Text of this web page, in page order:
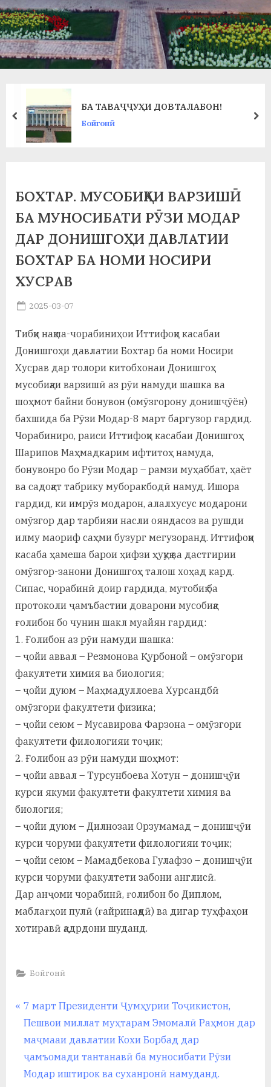
в
л
а
т
т
а
р
м
Н
о
с
и
р
и
Х
у
с
БА ТАВАҶҶУҲИ ДОВТАЛАБОН!
Бойгонӣ
prev
БОХТАР. МУСОБИҚАИ ВАРЗИШӢ
БА МУНОСИБАТИ РӮЗИ МОДАР
ДАР ДОНИШГОҲИ ДАВЛАТИИ
БОХТАР БА НОМИ НОСИРИ
ХУСРАВ
Posted
2025-03-07
Тибқи нақша-чорабиниҳои Иттифоқи касабаи
Донишгоҳи давлатии Бохтар ба номи Носири
Хусрав дар толори китобхонаи Донишгоҳ
мусобиқаи варзишӣ аз рӯи намуди шашка ва
шоҳмот байни бонувон (омӯзгорону донишҷӯён)
бахшида ба Рӯзи Модар-8 март баргузор гардид.
Чорабиниро, раиси Иттифоқи касабаи Донишгоҳ
Шарипов Маҳмадкарим ифтитоҳ намуда,
бонувонро бо Рӯзи Модар – рамзи муҳаббат, ҳаёт
ва садоқат табрику муборакбодӣ намуд. Ишора
гардид, ки имрӯз модарон, алалхусус модарони
омӯзгор дар тарбияи насли ояндасоз ва рушди
илму маориф саҳми бузург мегузоранд. Иттифоқи
касаба ҳамеша барои ҳифзи ҳуқуқ ва дастгирии
омӯзгор-занони Донишгоҳ талош хоҳад кард.
Сипас, чорабинӣ доир гардида, мутобиқ ба
протоколи ҷамъбастии доварони мусобиқа
ғолибон бо чунин шакл муайян гардид:
1. Ғолибон аз рӯи намуди шашка:
– ҷойи аввал – Резмонова Қурбоной – омӯзгори
факултети химия ва биология;
– ҷойи дуюм – Маҳмадуллоева Хурсандбӣ
омӯзгори факултети физика;
– ҷойи сеюм – Мусавирова Фарзона – омӯзгори
факултети филологияи тоҷик;
2. Ғолибон аз рӯи намуди шоҳмот:
– ҷойи аввал – Турсунбоева Хотун – донишҷӯи
курси якуми факултети факултети химия ва
биология;
– ҷойи дуюм – Дилнозаи Орзумамад – донишҷӯи
курси чоруми факултети филологияи тоҷик;
– ҷойи сеюм – Мамадбекова Гулафзо – донишҷӯи
курси чоруми факултети забони англисӣ.
Дар анҷоми чорабинӣ, ғолибон бо Диплом,
маблағҳои пулӣ (ғайринақдӣ) ва дигар туҳфаҳои
хотиравӣ қадрдони шуданд.
Бойгонӣ
Навигация
по
записям
P
r
e
v
i
7 март Президенти Ҷумҳурии Тоҷикистон,
Пешвои миллат муҳтарам Эмомалӣ Раҳмон дар
маҷмааи давлатии Кохи Борбад дар
ҷамъомади тантанавӣ ба муносибати Рӯзи
Модар иштирок ва суханронӣ намуданд.